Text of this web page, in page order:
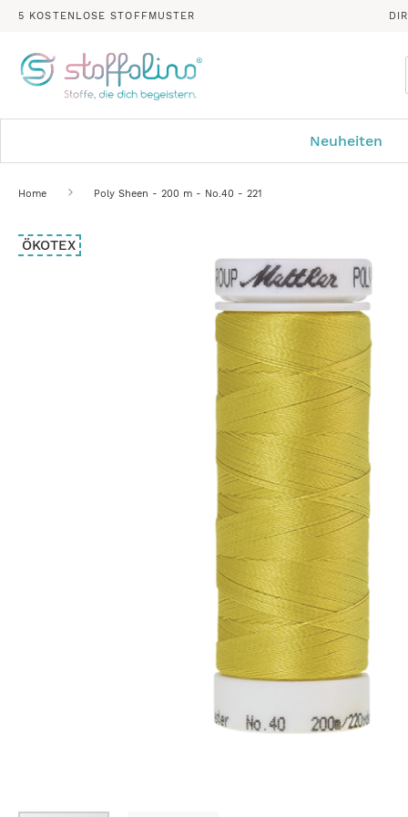
5 KOSTENLOSE STOFFMUSTER
Neuheiten
Home Poly Sheen - 200 m - No.40 - 221
Zum
Ende
ÖKOTEX